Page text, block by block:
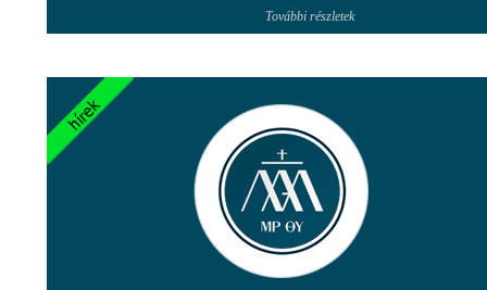
További részletek